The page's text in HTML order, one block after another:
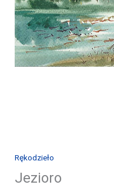
Rękodzieło
Jezioro